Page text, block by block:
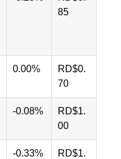
85
0.00%
RD$0.
70
-0.08%
RD$1.
00
-0.33%
RD$1.